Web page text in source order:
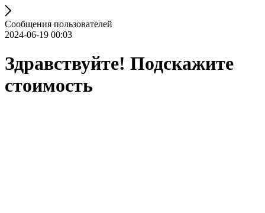
Сообщения пользователей
2024-06-19 00:03
Здравствуйте! Подскажите
стоимость